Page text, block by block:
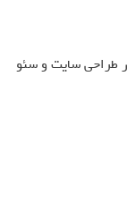
طراحی سایت و سئو